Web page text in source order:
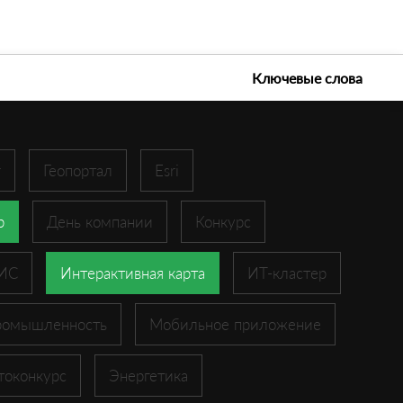
Ключевые слова
Геопортал Esri
День компании Конкурс
Интерактивная карта ИТ-кластер
Мобильное приложение
Энергетика